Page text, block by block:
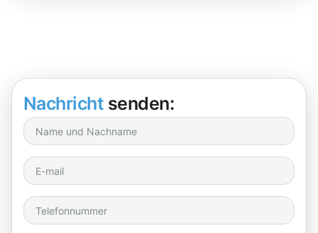
Nachricht senden: